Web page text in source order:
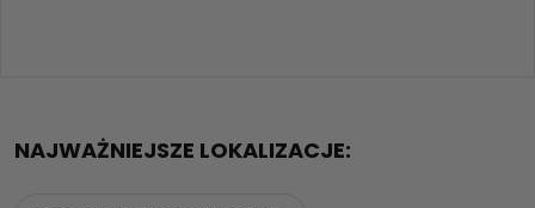
NAJWAŻNIEJSZE LOKALIZACJE: